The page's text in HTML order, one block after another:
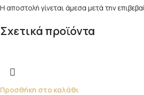
Η αποστολή γίνεται άμεσα μετά την
Σχετικά προϊόντα
Προσθήκη στο καλάθι